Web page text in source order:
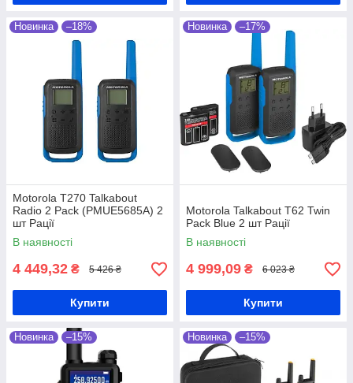
Новинка –18%
Motorola T270 Talkabout
Radio 2 Pack (PMUE5685A) 2
шт Рації
В наявності
4 449,32 ₴ 5 426 ₴
Купити
Новинка –17%
Motorola Talkabout T62 Twin
Pack Blue 2 шт Рації
В наявності
4 999,09 ₴ 6 023 ₴
Купити
Новинка –15% Новинка –15%